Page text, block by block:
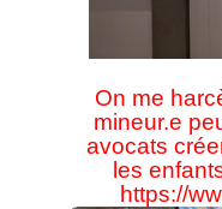
On me
mineur.e
avocats
les
https://